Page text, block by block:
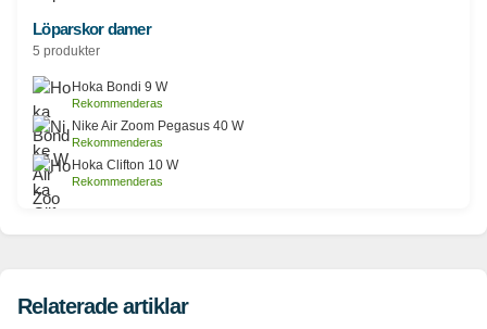
Löparskor damer
5 produkter
Hoka Bondi 9 W
Rekommenderas
Nike Air Zoom Pegasus 40 W
Rekommenderas
Hoka Clifton 10 W
Rekommenderas
Relaterade artiklar